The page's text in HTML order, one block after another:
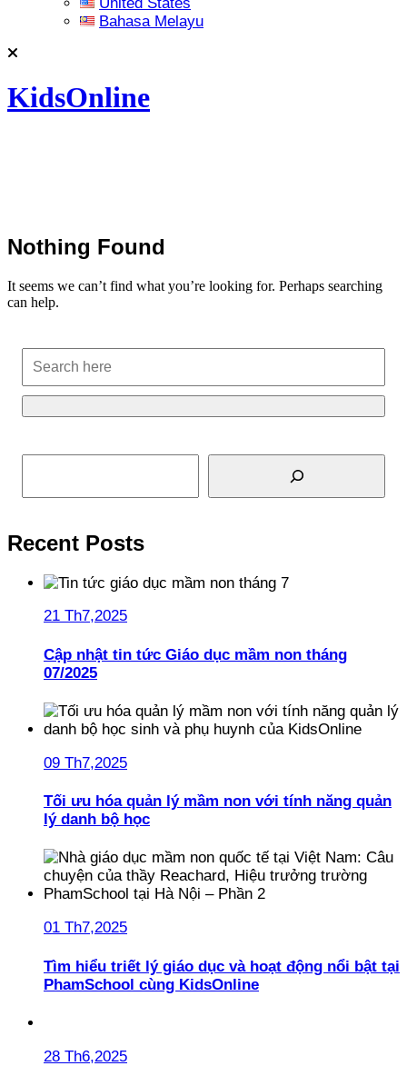
Bahasa Melayu
KidsOnline
Nothing Found
It seems we can’t find what you’re looking for. Perhaps searching
can help.
Tìm kiếm
Recent Posts
21 Th7,2025
Cập nhật tin tức Giáo dục mầm non tháng
07/2025
09 Th7,2025
Tối ưu hóa quản lý mầm non với tính năng quản
lý danh bộ học
01 Th7,2025
Tìm hiểu triết lý giáo dục và hoạt động nổi bật tại
PhamSchool cùng KidsOnline
28 Th6,2025